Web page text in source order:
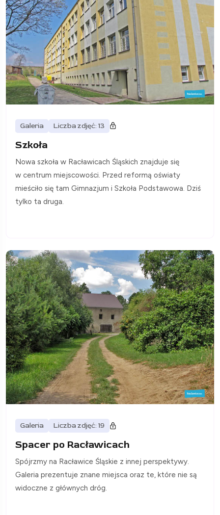
Galeria Liczba zdjęć: 13
Szkoła
Nowa szkoła w Racławicach Śląskich znajduje się
w centrum miejscowości. Przed reformą oświaty
mieściło się tam Gimnazjum i Szkoła Podstawowa. Dziś
tylko ta druga.
Galeria Liczba zdjęć: 19
Spacer po Racławicach
Spójrzmy na Racławice Śląskie z innej perspektywy.
Galeria prezentuje znane miejsca oraz te, które nie są
widoczne z głównych dróg.